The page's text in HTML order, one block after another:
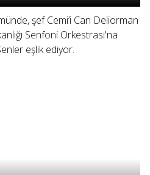
şef Cemi’i Can Deliorman
Senfoni Orkestrası'na
eşlik ediyor.